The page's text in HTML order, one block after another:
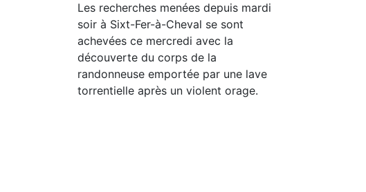
Les recherches menées depuis mardi
soir à Sixt-Fer-à-Cheval se sont
achevées ce mercredi avec la
découverte du corps de la
randonneuse emportée par une lave
torrentielle après un violent orage.